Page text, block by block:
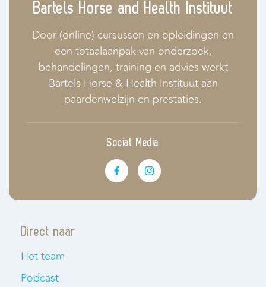
Bartels Horse and Health Instituut
Door (online) cursussen en opleidingen en
een totaalaanpak van onderzoek,
behandelingen, training en advies werkt
Bartels Horse & Health Instituut aan
paardenwelzijn en prestaties.
Social Media
Direct naar
Het team
Podcast